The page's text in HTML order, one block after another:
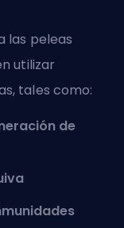
las peleas
utilizar
tales como:
de